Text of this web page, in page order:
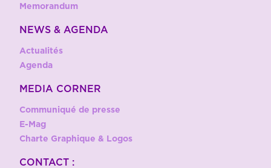
Memorandum
NEWS & AGENDA
Actualités
Agenda
MEDIA CORNER
Communiqué de presse
E-Mag
Charte Graphique & Logos
CONTACT :